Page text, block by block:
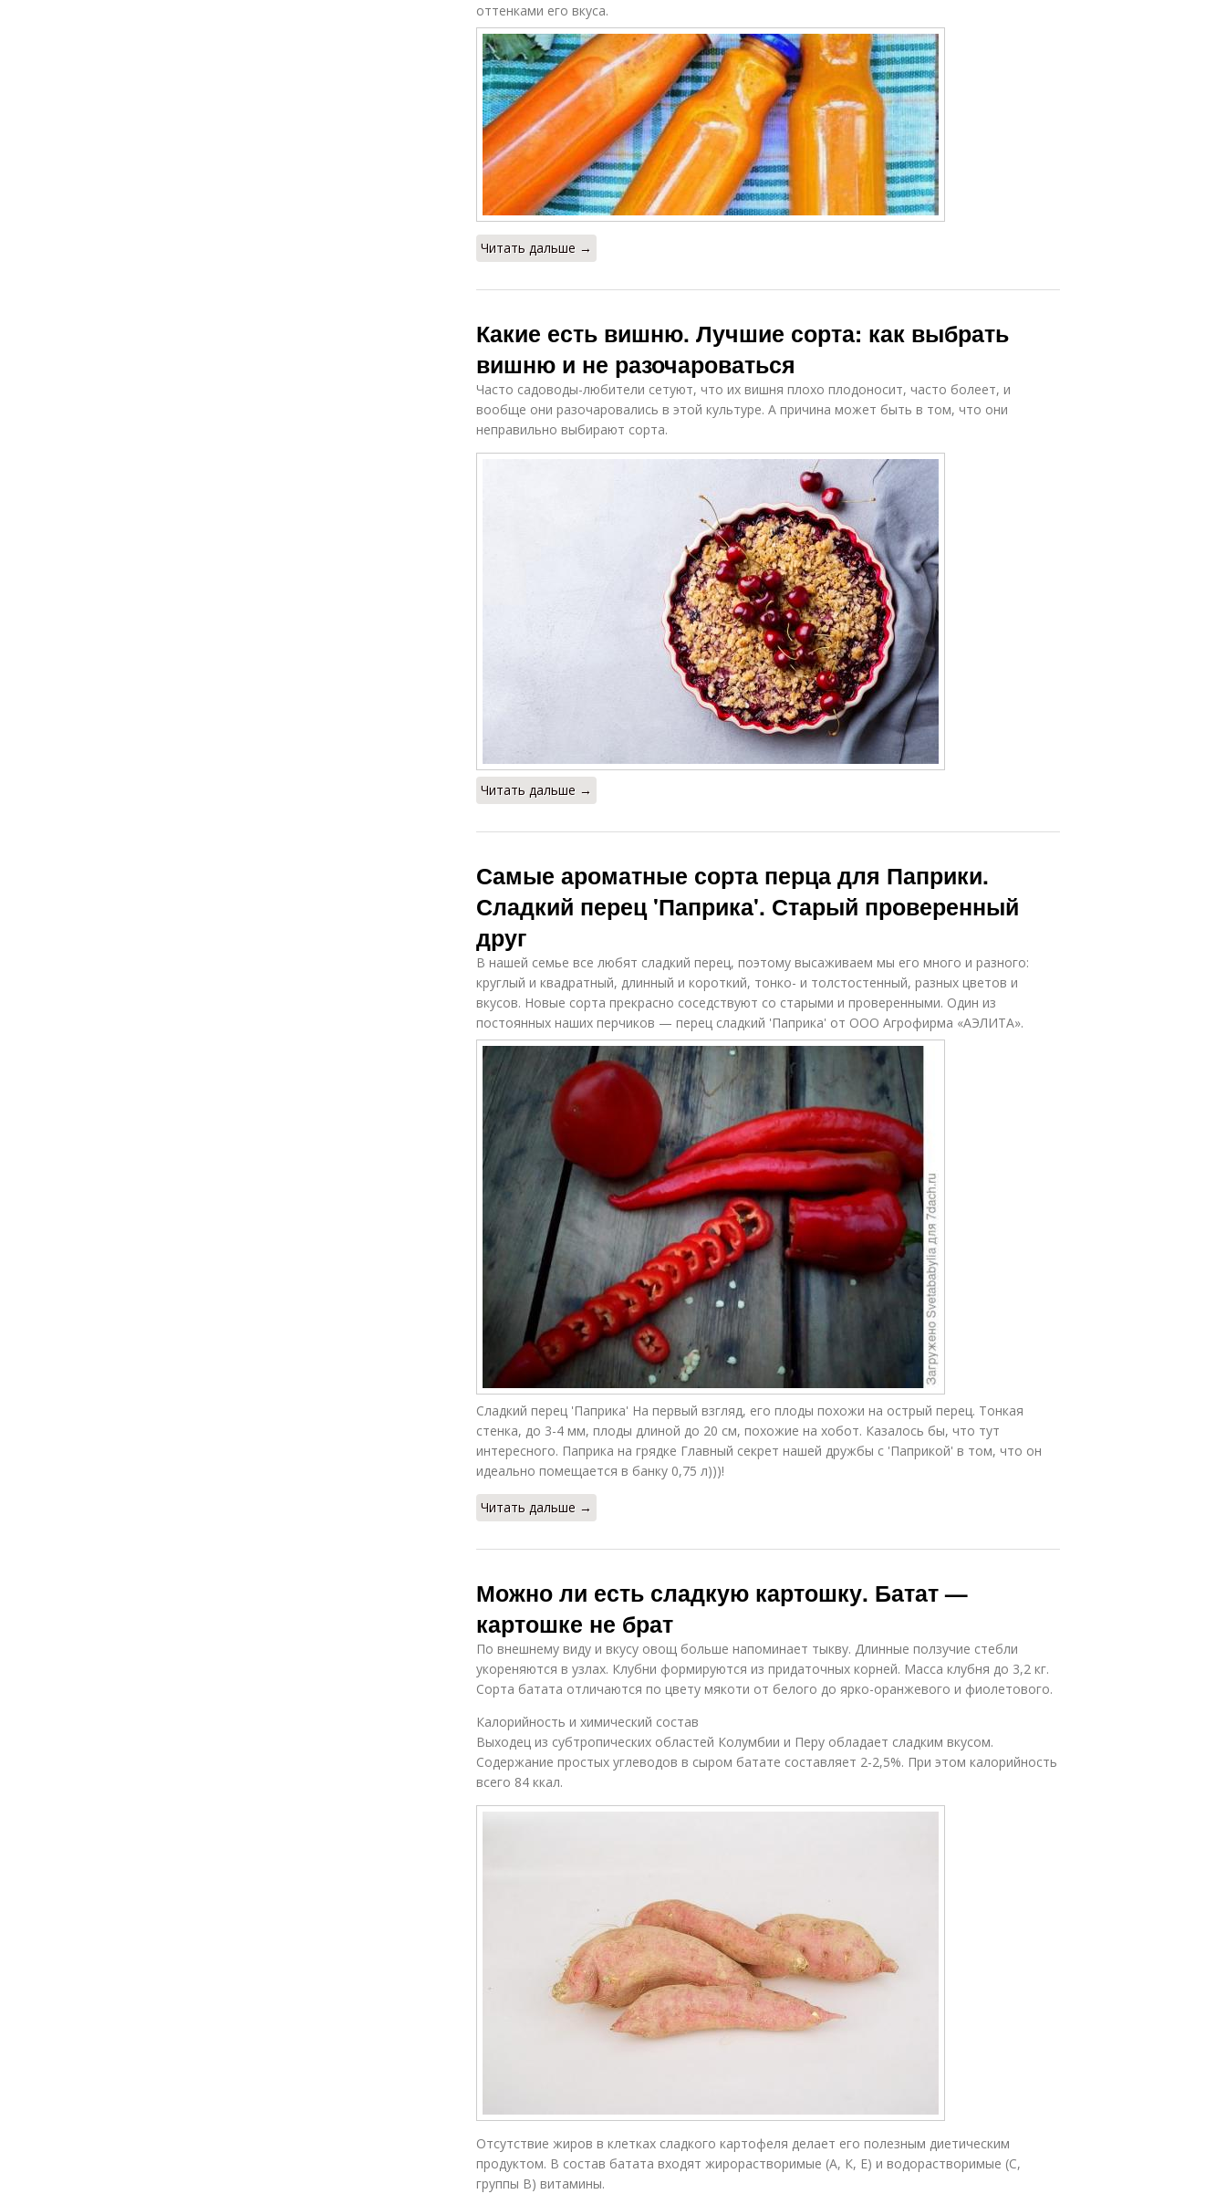
оттенками его вкуса.
Читать дальше →
Какие есть вишню. Лучшие сорта: как выбрать
вишню и не разочароваться
Часто садоводы-любители сетуют, что их вишня плохо плодоносит, часто болеет, и
вообще они разочаровались в этой культуре. А причина может быть в том, что они
неправильно выбирают сорта.
Читать дальше →
Самые ароматные сорта перца для Паприки.
Сладкий перец 'Паприка'. Старый проверенный
друг
В нашей семье все любят сладкий перец, поэтому высаживаем мы его много и разного:
круглый и квадратный, длинный и короткий, тонко- и толстостенный, разных цветов и
вкусов. Новые сорта прекрасно соседствуют со старыми и проверенными. Один из
постоянных наших перчиков — перец сладкий 'Паприка' от ООО Агрофирма «АЭЛИТА».
Сладкий перец 'Паприка' На первый взгляд, его плоды похожи на острый перец. Тонкая
стенка, до 3-4 мм, плоды длиной до 20 см, похожие на хобот. Казалось бы, что тут
интересного. Паприка на грядке Главный секрет нашей дружбы с 'Паприкой' в том, что он
идеально помещается в банку 0,75 л)))!
Читать дальше →
Можно ли есть сладкую картошку. Батат —
картошке не брат
По внешнему виду и вкусу овощ больше напоминает тыкву. Длинные ползучие стебли
укореняются в узлах. Клубни формируются из придаточных корней. Масса клубня до 3,2 кг.
Сорта батата отличаются по цвету мякоти от белого до ярко-оранжевого и фиолетового.
Калорийность и химический состав
Выходец из субтропических областей Колумбии и Перу обладает сладким вкусом.
Содержание простых углеводов в сыром батате составляет 2-2,5%. При этом калорийность
всего 84 ккал.
Отсутствие жиров в клетках сладкого картофеля делает его полезным диетическим
продуктом. В состав батата входят жирорастворимые (А, К, Е) и водорастворимые (С,
группы В) витамины.